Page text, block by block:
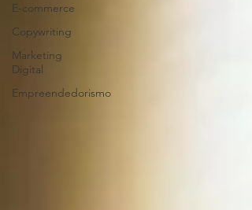
E-commerce
Copywriting
Marketing
Digital
Empreendedorismo